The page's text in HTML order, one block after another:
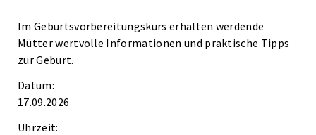
Im Geburtsvorbereitungskurs erhalten werdende
Mütter wertvolle Informationen und praktische Tipps
zur Geburt.
Datum:
17.09.2026
Uhrzeit: